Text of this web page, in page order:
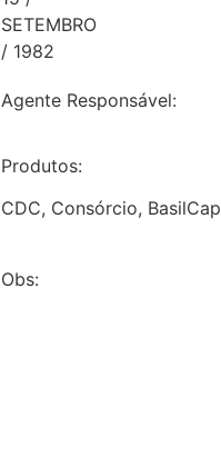
SETEMBRO
/ 1982
Agente Responsável:
Produtos:
CDC, Consórcio, BasilCap
Obs: